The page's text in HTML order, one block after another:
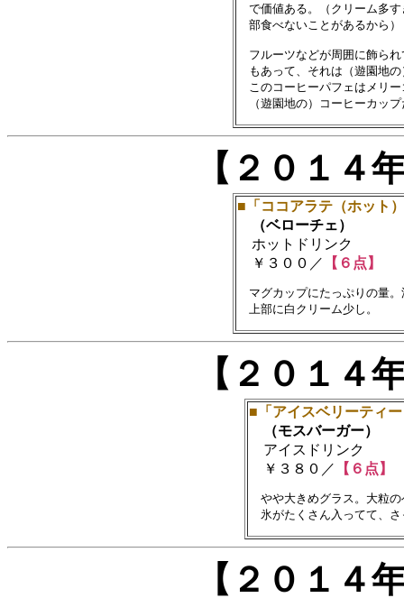
で価値ある。（クリーム多す
部食べないことがあるから）
フルーツなどが周囲に飾られ
もあって、それは（遊園地の
このコーヒーパフェはメリー
【２０１
■「ココアラテ（ホット
（ベローチェ）
ホットドリンク
￥３００／ 【６点】
マグカップにたっぷりの量
【２０１
■「アイスベリーティ
（モスバーガー）
アイスドリンク
￥３８０／ 【６点】
やや大きめグラス。大粒
【２０１